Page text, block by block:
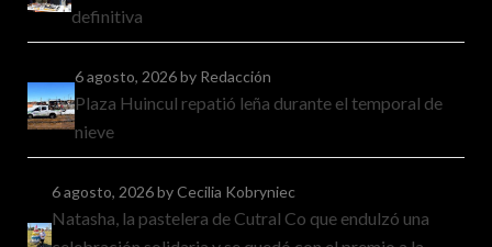
definitiva
6 agosto, 2026by Redacción
Plaza Huincul repatió leña durante el temporal de
nieve
6 agosto, 2026by Cecilia Kobryniec
Natasha, la pastelera de Cutral Co que endulzó una